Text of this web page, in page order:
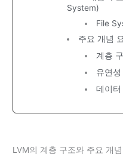
System)
File
주요 개념
계층
유연성
데이터
LVM의 계층 구조와 주요 개념